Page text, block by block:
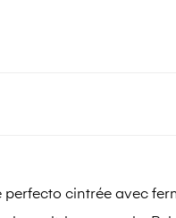
perfecto cintrée avec